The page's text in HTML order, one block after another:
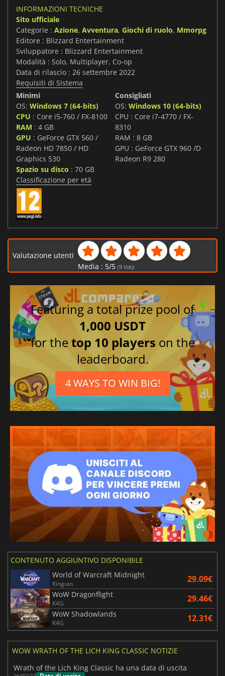
INFORMAZIONI TECNICHE
Sito ufficiale
Categorie : Azione, Avventura, Giochi di ruolo, Mmorpg
Editore : Blizzard Entertainment
Sviluppatore : Blizzard Entertainment
Modalità : Solo, Multiplayer, Co-op
Data di rilascio : 26 settembre 2022
Requisiti di Sistema
Minimi
OS: Windows 7 (64-bits)
CPU : Core i5-760 / FX-8100
RAM : 4 GB
GPU : GeForce GTX 560 /
Radeon HD 7850 / HD
Graphics 530
Spazio su disco : 70 GB
Consigliati
OS: Windows 10 (64-bits)
CPU : Core i7-4770 / FX-
8310
RAM : 8 GB
GPU : GeForce GTX 960 /D
Radeon R9 280
Classificazione per età
Valutazione utenti
Media : 5/5 (9Voti)
Featuring a total prize pool of
1,000 USDT
for thetop 10 players on the
leaderboard.
4 WAYS TO WIN BIG!
CONTENUTO AGGIUNTIVO DISPONIBILE
World of Warcraft Midnight
Kinguin 29.09€
WoW Dragonflight
K4G 29.46€
WoW Shadowlands
K4G 12.31€
WOW WRATH OF THE LICH KING CLASSIC NOTIZIE
Wrath of the Lich King Classic ha una data di uscita